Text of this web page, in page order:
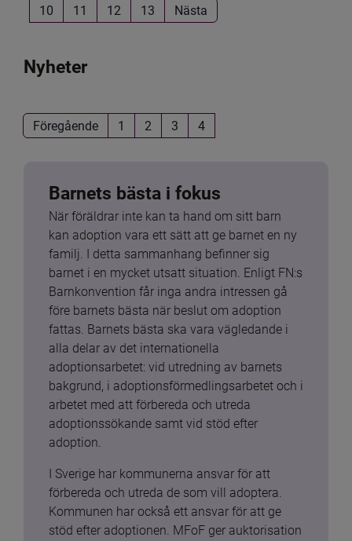
10
11 12 13 Nästa
Nyheter
Föregående 1 2 3 4
Barnets bästa i fokus
När föräldrar inte kan ta hand om sitt barn
kan adoption vara ett sätt att ge barnet en ny
familj. I detta sammanhang befinner sig
barnet i en mycket utsatt situation. Enligt FN:s
Barnkonvention får inga andra intressen gå
före barnets bästa när beslut om adoption
fattas. Barnets bästa ska vara vägledande i
alla delar av det internationella
adoptionsarbetet: vid utredning av barnets
bakgrund, i adoptionsförmedlingsarbetet och i
arbetet med att förbereda och utreda
adoptionssökande samt vid stöd efter
adoption.
I Sverige har kommunerna ansvar för att
förbereda och utreda de som vill adoptera.
Kommunen har också ett ansvar för att ge
stöd efter adoptionen. MFoF ger auktorisation